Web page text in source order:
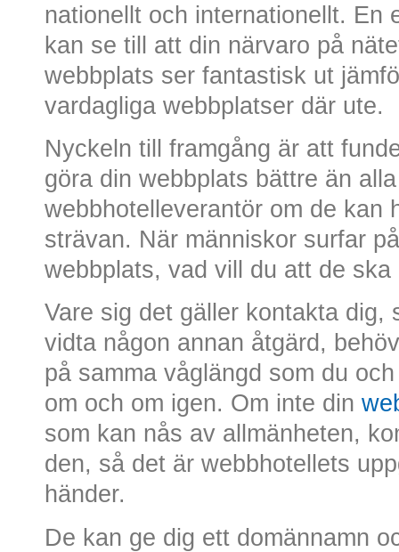
nationellt och internationellt. En
kan se till att din närvaro på
webbplats ser fantastisk ut
vardagliga webbplatser där ute.
Nyckeln till framgång är att
göra din webbplats bättre än
webbhotelleverantör om de kan
strävan. När människor surfar
webbplats, vad vill du att de ska
Vare sig det gäller kontakta dig,
vidta någon annan åtgärd,
på samma våglängd som du
om och om igen. Om inte din
som kan nås av allmänheten,
den, så det är webbhotellets
händer.
De kan ge dig ett domännamn